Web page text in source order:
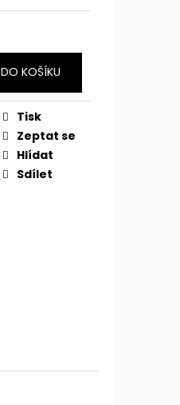
DO KOŠÍKU
Tisk
Zeptat se
Hlídat
Sdílet